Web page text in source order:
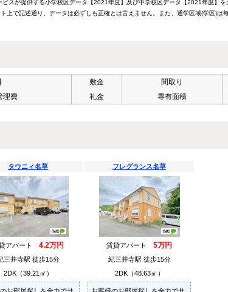
スが提供する小学校区データ【2021年度】及び中学校区データ【2021年度】
で記述通り、データは必ずしも正確とは言えません。また、通学区域(学区)は
理費
敷金
礼金
間取り
専有面積
タウニィ名草
アパート 4.2万円
三井寺駅 徒歩15分
2DK（39.21㎡）
フレグランス名草
賃貸アパート 5万円
紀三井寺駅 徒歩15分
2DK（48.63㎡）